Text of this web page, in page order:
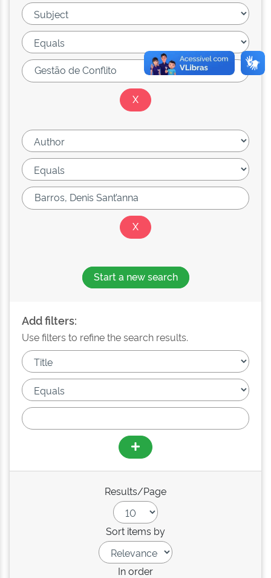
Start a new search
Add filters:
Use filters to refine the search results.
Results/Page
Sort items by
In order